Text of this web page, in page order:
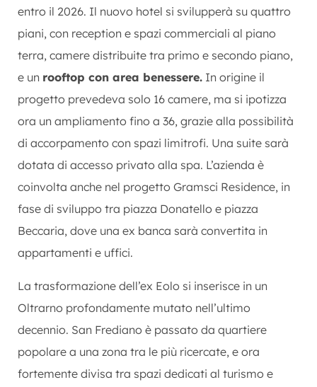
entro il 2026. Il nuovo hotel si svilupperà su quattro
piani, con reception e spazi commerciali al piano
terra, camere distribuite tra primo e secondo piano,
e un rooftop con area benessere. In origine il
progetto prevedeva solo 16 camere, ma si ipotizza
ora un ampliamento fino a 36, grazie alla possibilità
di accorpamento con spazi limitrofi. Una suite sarà
dotata di accesso privato alla spa. L’azienda è
coinvolta anche nel progetto Gramsci Residence, in
fase di sviluppo tra piazza Donatello e piazza
Beccaria, dove una ex banca sarà convertita in
appartamenti e uffici.
La trasformazione dell’ex Eolo si inserisce in un
Oltrarno profondamente mutato nell’ultimo
decennio. San Frediano è passato da quartiere
popolare a una zona tra le più ricercate, e ora
fortemente divisa tra spazi dedicati al turismo e